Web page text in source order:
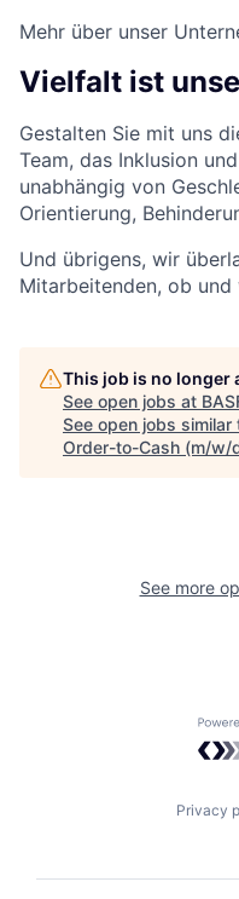
Mehr über unser
Vielfalt ist
Gestalten Sie mit uns
Team, das Inklusion
unabhängig von
Orientierung,
Und übrigens, wir
Mitarbeitenden, ob und
This job is no longer
See open jobs at
See open jobs similar
Order-to-Cash (m/w/
See more
Privacy